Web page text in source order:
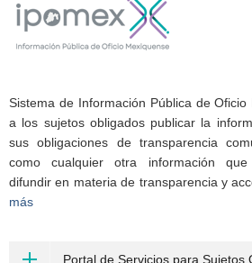
Sistema de Información Pública de
a los sujetos obligados publicar la
sus obligaciones de transparencia
como cualquier otra información que
difundir en materia de transparencia y
más
Portal de Servicios para Sujetos